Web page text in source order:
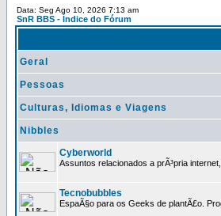
Data: Seg Ago 10, 2026 7:13 am
SnR BBS - Índice do Fórum
Geral
Pessoas
Culturas, Idiomas e Viagens
Nibbles
Cyberworld
Assuntos relacionados a prÃ³pria
Tecnobubbles
EspaÃ§o para os Geeks de plantÃ£o.